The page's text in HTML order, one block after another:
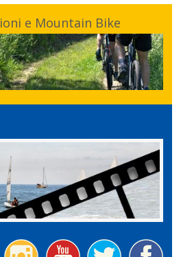
e Mountain Bike